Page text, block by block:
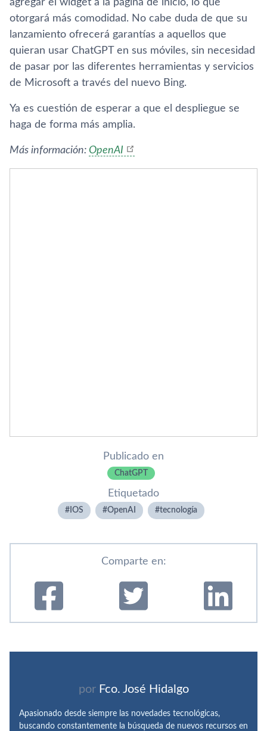
agregar el widget a la página de inicio, lo que
otorgará más comodidad. No cabe duda de que su
lanzamiento ofrecerá garantías a aquellos que
quieran usar ChatGPT en sus móviles, sin necesidad
de pasar por las diferentes herramientas y servicios
de Microsoft a través del nuevo Bing.
Ya es cuestión de esperar a que el despliegue se
haga de forma más amplia.
Más información: OpenAI
Publicado en
ChatGPT
Etiquetado
IOS OpenAI tecnologí­a
Comparte en:
por Fco. José Hidalgo
Apasionado desde siempre las novedades tecnológicas,
buscando constantemente la búsqueda de nuevos recursos en